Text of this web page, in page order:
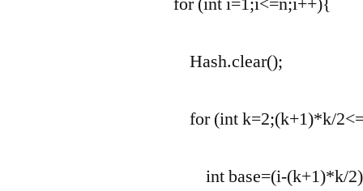
Hash.clear();
for (int k=2;(k+1)*k/
int base=(i-(k+1)*k/